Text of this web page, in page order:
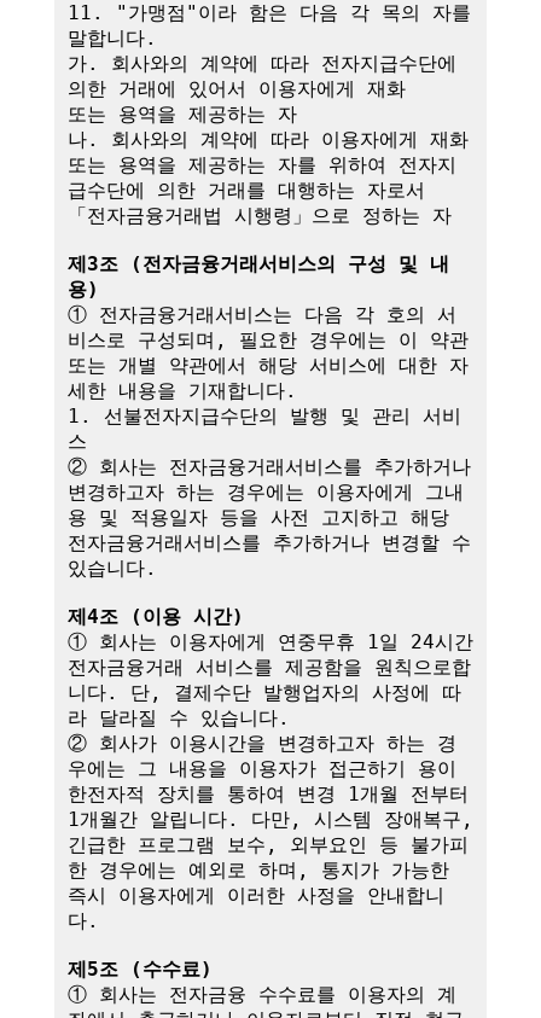
11. "가맹점"이라 함은 다음 각 목의 자를
말합니다.
가. 회사와의 계약에 따라 전자지급수단에
의한 거래에 있어서 이용자에게 재화
또는 용역을 제공하는 자
나. 회사와의 계약에 따라 이용자에게 재화
또는 용역을 제공하는 자를 위하여 전자지
급수단에 의한 거래를 대행하는 자로서
「전자금융거래법 시행령」으로 정하는 자
제3조 (전자금융거래서비스의 구성 및 내
용)
① 전자금융거래서비스는 다음 각 호의 서
비스로 구성되며, 필요한 경우에는 이 약관
또는 개별 약관에서 해당 서비스에 대한 자
세한 내용을 기재합니다.
1. 선불전자지급수단의 발행 및 관리 서비
스
② 회사는 전자금융거래서비스를 추가하거나
변경하고자 하는 경우에는 이용자에게 그내
용 및 적용일자 등을 사전 고지하고 해당
전자금융거래서비스를 추가하거나 변경할 수
있습니다.
제4조 (이용 시간)
① 회사는 이용자에게 연중무휴 1일 24시간
전자금융거래 서비스를 제공함을 원칙으로합
니다. 단, 결제수단 발행업자의 사정에 따
라 달라질 수 있습니다.
② 회사가 이용시간을 변경하고자 하는 경
우에는 그 내용을 이용자가 접근하기 용이
한전자적 장치를 통하여 변경 1개월 전부터
1개월간 알립니다. 다만, 시스템 장애복구,
긴급한 프로그램 보수, 외부요인 등 불가피
한 경우에는 예외로 하며, 통지가 가능한
즉시 이용자에게 이러한 사정을 안내합니
다.
제5조 (수수료)
① 회사는 전자금융 수수료를 이용자의 계